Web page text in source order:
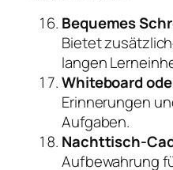
Bequemes
Bietet
langen
Whiteboard
Erinnerungen
Aufgaben.
Nachttisch-
Aufbewahrung